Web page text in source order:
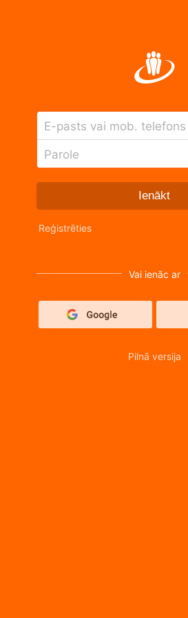
E-pasts vai mob. telefons
Parole
Ienākt
Reģistrēties
Vai ienāc ar
Pilnā versija